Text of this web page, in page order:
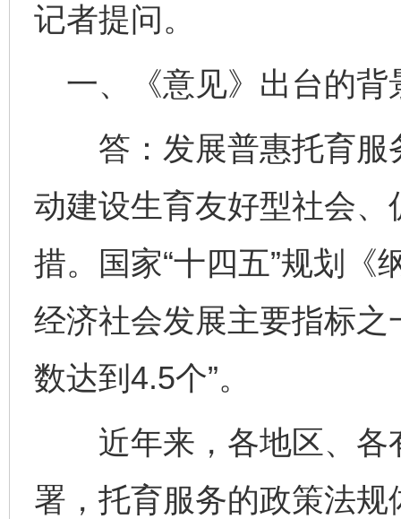
记者提问。
一、《意见》出台的背
答：发展普惠托育服
动建设生育友好型社会
措。国家“十四五”规划《
经济社会发展主要指标之
数达到4.5个”。
近年来，各地区、各
署，托育服务的政策法